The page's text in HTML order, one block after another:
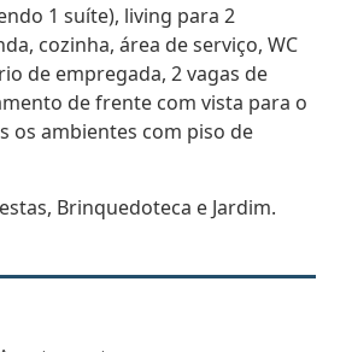
1 suíte), living para 2
cozinha, área de serviço, WC
de empregada, 2 vagas de
de frente com vista para o
os ambientes com piso de
Brinquedoteca e Jardim.